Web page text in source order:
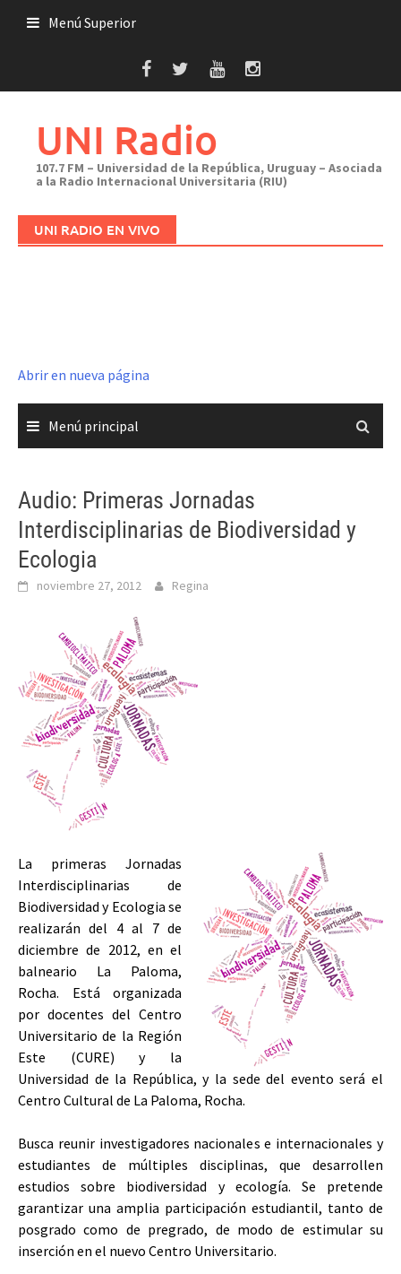
Menú Superior
UNI Radio
107.7 FM – Universidad de la República, Uruguay – Asociada
a la Radio Internacional Universitaria (RIU)
UNI RADIO EN VIVO
Abrir en nueva página
Menú principal
Audio: Primeras Jornadas
Interdisciplinarias de Biodiversidad y
Ecologia
noviembre 27, 2012 Regina
La primeras Jornadas
Interdisciplinarias de
Biodiversidad y Ecologia se
realizarán del 4 al 7 de
diciembre de 2012, en el
balneario La Paloma,
Rocha. Está organizada
por docentes del Centro
Universitario de la Región
Este (CURE) y la
Universidad de la República, y la sede del evento será el
Centro Cultural de La Paloma, Rocha.
Busca reunir investigadores nacionales e internacionales y
estudiantes de múltiples disciplinas, que desarrollen
estudios sobre biodiversidad y ecología. Se pretende
garantizar una amplia participación estudiantil, tanto de
posgrado como de pregrado, de modo de estimular su
inserción en el nuevo Centro Universitario.